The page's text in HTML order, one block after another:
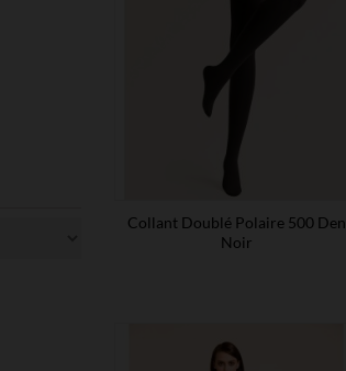
Collant Doublé Polaire 500 Den
Noir